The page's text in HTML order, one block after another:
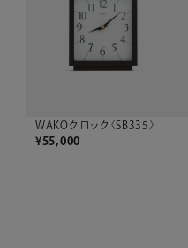
WAKOクロック〈SB335〉
¥55,000